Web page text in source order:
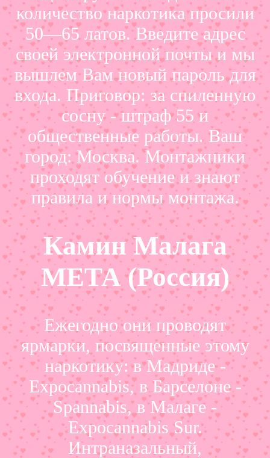
количество наркотика просили
50—65 латов. Введите адрес
своей электронной почты и мы
вышлем Вам новый пароль для
входа. Приговор: за спиленную
сосну - штраф 55 и
общественные работы. Ваш
город: Москва. Монтажники
проходят обучение и знают
правила и нормы монтажа.
Камин Малага
МЕТА (Россия)
Ежегодно они проводят
ярмарки, посвященные этому
наркотику: в Мадриде -
Expocannabis, в Барселоне -
Spannabis, в Малаге -
Expocannabis Sur.
Интраназальный,